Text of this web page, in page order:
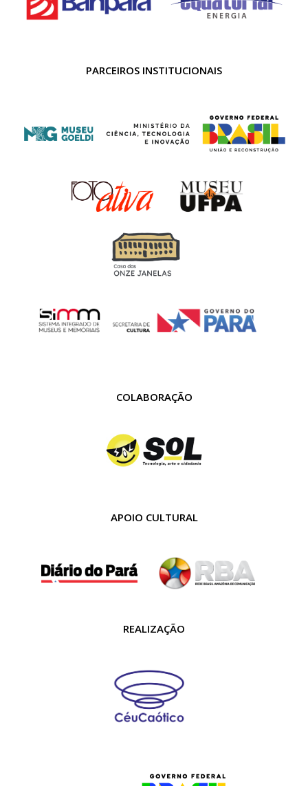
PARCEIROS INSTITUCIONAIS
COLABORAÇÃO
APOIO CULTURAL
REALIZAÇÃO